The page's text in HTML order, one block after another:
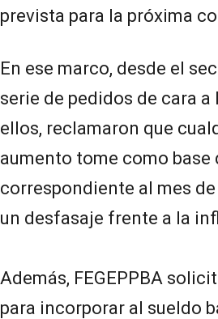
prevista para la próxima
En ese marco, desde el
serie de pedidos de cara
ellos, reclamaron que
aumento tome como
correspondiente al mes
un desfasaje frente a la
Además, FEGEPPBA
para incorporar al sueldo